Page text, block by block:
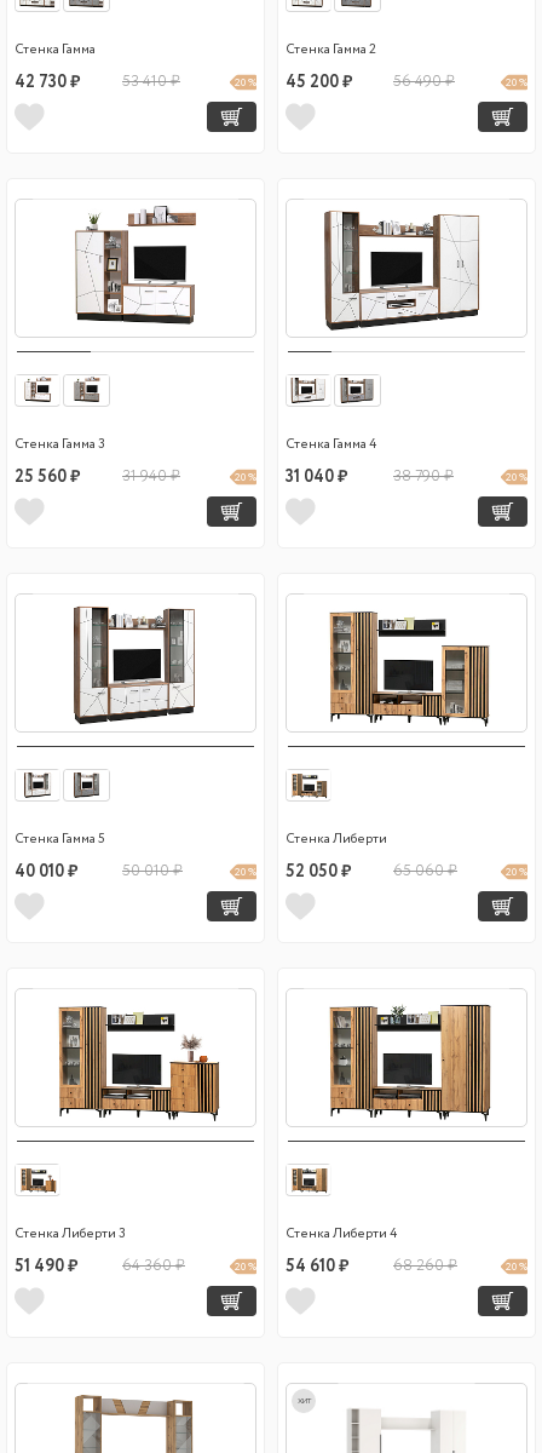
Стенка Гамма
42 730 ₽ 53 410 ₽ 20 %
Стенка Гамма 2
45 200 ₽ 56 490 ₽ 20 %
Стенка Гамма 3
25 560 ₽ 31 940 ₽ 20 %
Стенка Гамма 4
31 040 ₽ 38 790 ₽ 20 %
Стенка Гамма 5
40 010 ₽ 50 010 ₽ 20 %
Стенка Либерти
52 050 ₽ 65 060 ₽ 20 %
Стенка Либерти 3
51 490 ₽ 64 360 ₽ 20 %
Стенка Либерти 4
54 610 ₽ 68 260 ₽ 20 %
хит